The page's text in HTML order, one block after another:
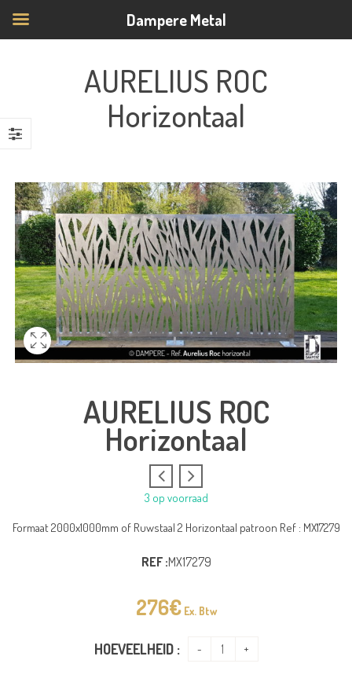
AURELIUS ROC
Horizontaal
AURELIUS ROC
Horizontaal
3 op voorraad
Formaat 2000x1000mm of Ruwstaal 2 Horizontaal patroon Ref : MX17279
REF :MX17279
276€ Ex. Btw
HOEVEELHEID :
Dampere Metal